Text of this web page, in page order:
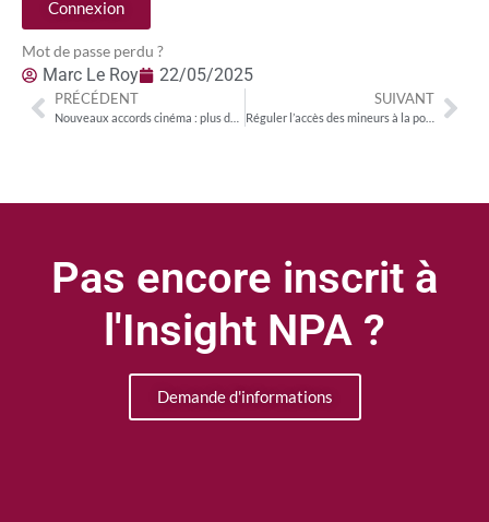
Connexion
Mot de passe perdu ?
Marc Le Roy 22/05/2025
PRÉCÉDENT SUIVANT
Réguler l’accès des mineurs à la pornographie en ligne : où en est-on ?
Pas encore inscrit à
l'Insight NPA ?
Demande d'informations